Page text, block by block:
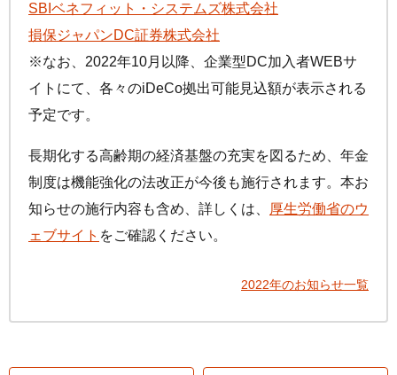
SBIベネフィット・システムズ株式会社
損保ジャパンDC証券株式会社
※なお、2022年10月以降、企業型DC加入者WEBサ
イトにて、各々のiDeCo拠出可能見込額が表示される
予定です。
長期化する高齢期の経済基盤の充実を図るため、年金
制度は機能強化の法改正が今後も施行されます。本お
知らせの施行内容も含め、詳しくは、
厚生労働省のウ
ェブサイト をご確認ください。
2022年のお知らせ一覧